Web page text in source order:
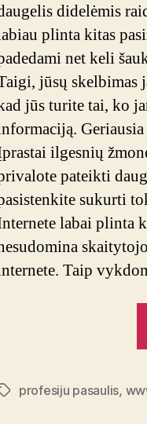
didelėmis
plinta kitas
net keli
jūsų skelbimas
jūs turite tai, ko
ilgesnių
pateikti
sukurti
labai plinta
Taip
profesiju pasaulis,